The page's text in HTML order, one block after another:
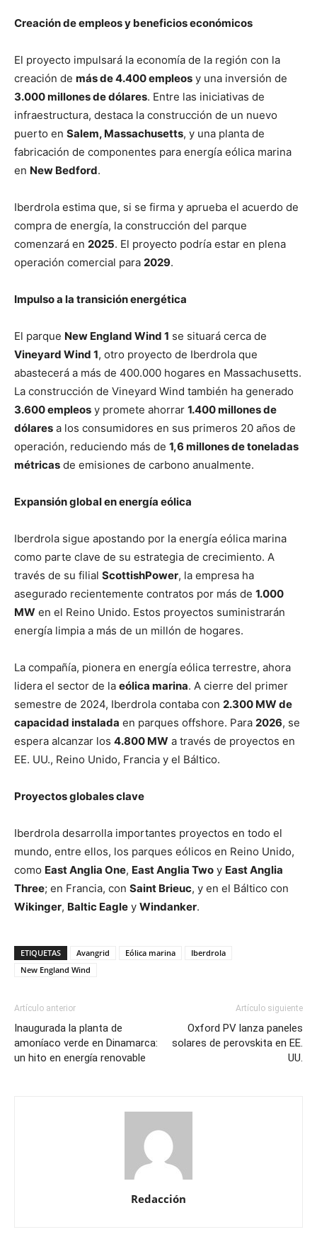
Creación de empleos y beneficios económicos
El proyecto impulsará la economía de la región con la
creación de más de 4.400 empleos y una inversión de
3.000 millones de dólares. Entre las iniciativas de
infraestructura, destaca la construcción de un nuevo
puerto en Salem, Massachusetts, y una planta de
fabricación de componentes para energía eólica marina
en New Bedford.
Iberdrola estima que, si se firma y aprueba el acuerdo de
compra de energía, la construcción del parque
comenzará en 2025. El proyecto podría estar en plena
operación comercial para 2029.
Impulso a la transición energética
El parque New England Wind 1 se situará cerca de
Vineyard Wind 1, otro proyecto de Iberdrola que
abastecerá a más de 400.000 hogares en Massachusetts.
La construcción de Vineyard Wind también ha generado
3.600 empleos y promete ahorrar 1.400 millones de
dólares a los consumidores en sus primeros 20 años de
operación, reduciendo más de 1,6 millones de toneladas
métricas de emisiones de carbono anualmente.
Expansión global en energía eólica
Iberdrola sigue apostando por la energía eólica marina
como parte clave de su estrategia de crecimiento. A
través de su filial ScottishPower, la empresa ha
asegurado recientemente contratos por más de 1.000
MW en el Reino Unido. Estos proyectos suministrarán
energía limpia a más de un millón de hogares.
La compañía, pionera en energía eólica terrestre, ahora
lidera el sector de la eólica marina. A cierre del primer
semestre de 2024, Iberdrola contaba con 2.300 MW de
capacidad instalada en parques offshore. Para 2026, se
espera alcanzar los 4.800 MW a través de proyectos en
EE. UU., Reino Unido, Francia y el Báltico.
Proyectos globales clave
Iberdrola desarrolla importantes proyectos en todo el
mundo, entre ellos, los parques eólicos en Reino Unido,
como East Anglia One, East Anglia Two y East Anglia
Three; en Francia, con Saint Brieuc, y en el Báltico con
Wikinger, Baltic Eagle y Windanker.
ETIQUETAS Avangrid Eólica marina
Iberdrola
New England Wind
Artículo anterior
Inaugurada la planta de
amoníaco verde en Dinamarca:
un hito en energía renovable
Artículo siguiente
Oxford PV lanza paneles
solares de perovskita en EE.
UU.
Redacción